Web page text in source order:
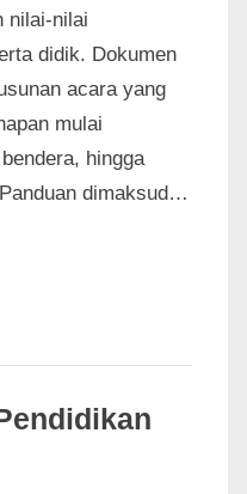
nilai-nilai
didik. Dokumen
acara yang
mulai
hingga
dimaksud…